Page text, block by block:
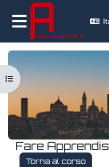
Vai al contenuto principale
Pannello laterale
Fare
Torna al corso
Apri indice del corso